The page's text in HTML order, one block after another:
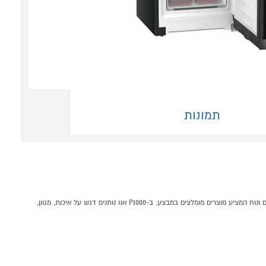
תמונות
מקרר 330 ליטר מקפיא תחתון דגם LIEBHERR CNdmy5223 קונים אונליין בקטגוריית מקרר מקפיא תחתון במחלקת מקררים ומקפיאים בP1000 - אתר קניות ישראלי בטוח, משתלם ונוח המציע מוצרים מומלצים במבצע. ב-P1000 אנו נותנים דגש על איכות, מגוון,